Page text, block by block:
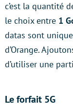
c’est la quantité
le choix entre 1
datas sont
d’Orange.
d’utiliser une
Le forfait 5G